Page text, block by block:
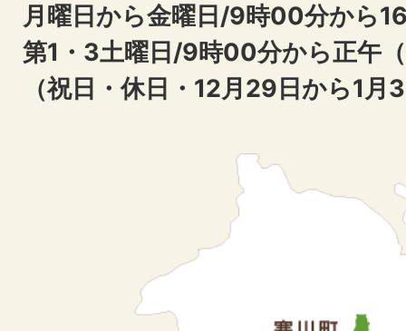
月曜日から金曜日/9時00分から
第1・3土曜日/9時00分から正午
（祝日・休日・12月29日から1月